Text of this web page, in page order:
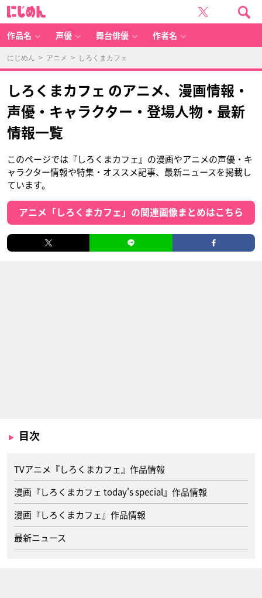
作品名 声優 舞台俳優 作者名
にじめん > アニメ > しろくまカフェ
しろくまカフェ のアニメ、漫画情報・
声優・キャラクター・登場人物・最新
情報一覧
このページでは『しろくまカフェ』の漫画やアニメの声優・キ
ャラクター情報や特集・オススメ記事、最新ニュースを掲載し
ています。
アニメ「しろくまカフェ」の関連画像まとめはこちら
目次
TVアニメ『しろくまカフェ』作品情報
漫画『しろくまカフェ today's special』作品情報
漫画『しろくまカフェ』作品情報
最新ニュース